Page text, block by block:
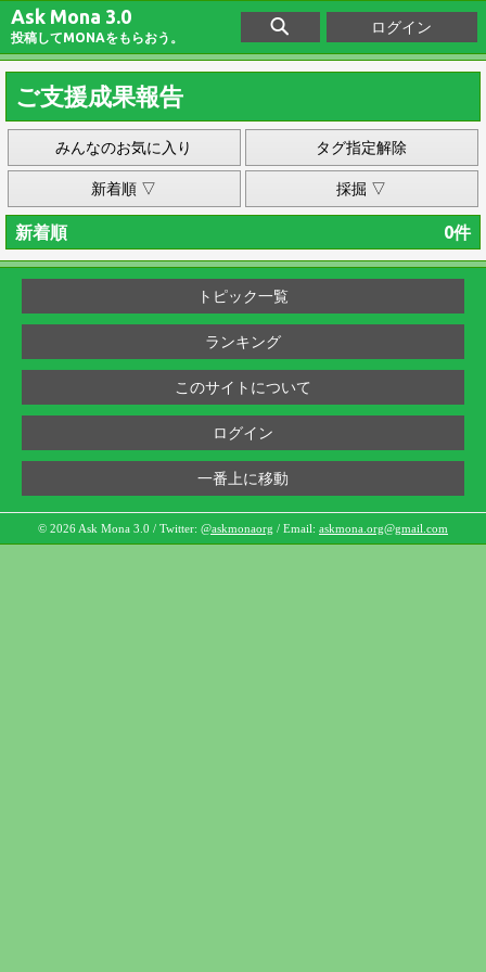
Ask Mona 3.0
投稿してMONAをもらおう。
ログイン
ご支援成果報告
みんなのお気に入り タグ指定解除
新着順 ▽ 採掘 ▽
新着順 0件
トピック一覧
ランキング
このサイトについて
ログイン
一番上に移動
© 2026 Ask Mona 3.0 / Twitter: @askmonaorg / Email: askmona.org@gmail.com